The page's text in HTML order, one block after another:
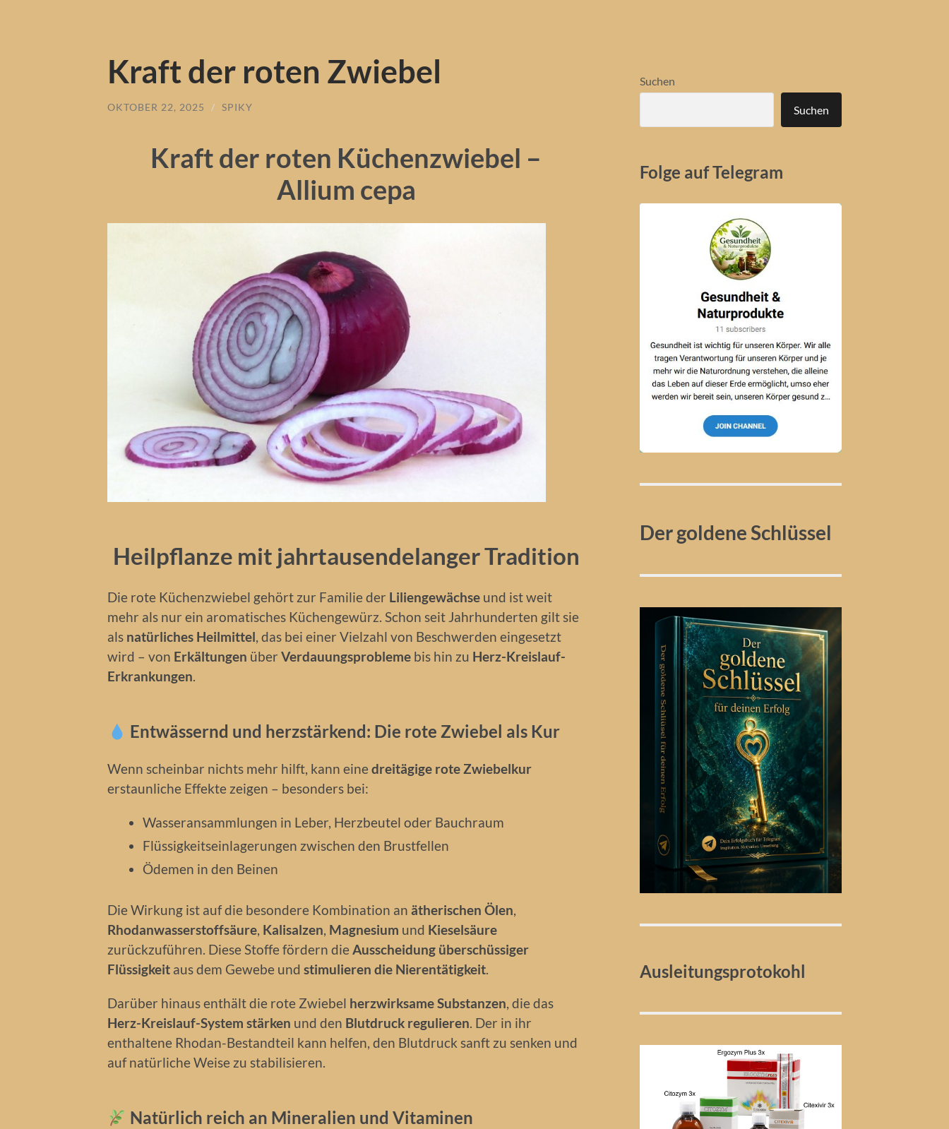
Kraft der roten Zwiebel
OKTOBER 22, 2025 / SPIKY
Kraft der roten Küchenzwiebel –
Allium cepa
Heilpflanze mit jahrtausendelanger Tradition
Die rote Küchenzwiebel gehört zur Familie der Liliengewächse und ist weit
mehr als nur ein aromatisches Küchengewürz. Schon seit Jahrhunderten gilt sie
als natürliches Heilmittel, das bei einer Vielzahl von Beschwerden eingesetzt
wird – von Erkältungen über Verdauungsprobleme bis hin zu Herz-Kreislauf-
Erkrankungen.
Entwässernd und herzstärkend: Die rote Zwiebel als Kur
Wenn scheinbar nichts mehr hilft, kann einedreitägige rote Zwiebelkur
erstaunliche Effekte zeigen – besonders bei:
Wasseransammlungen in Leber, Herzbeutel oder Bauchraum
Flüssigkeitseinlagerungen zwischen den Brustfellen
Ödemen in den Beinen
Die Wirkung ist auf die besondere Kombination an ätherischen Ölen,
Rhodanwasserstoffsäure, Kalisalzen, Magnesium und Kieselsäure
zurückzuführen. Diese Stoffe fördern dieAusscheidung überschüssiger
Flüssigkeit aus dem Gewebe und stimulieren die Nierentätigkeit.
Darüber hinaus enthält die rote Zwiebel herzwirksame Substanzen, die das
Herz-Kreislauf-System stärken und den Blutdruck regulieren. Der in ihr
enthaltene Rhodan-Bestandteil kann helfen, den Blutdruck sanft zu senken und
auf natürliche Weise zu stabilisieren.
Natürlich reich an Mineralien und Vitaminen
Suchen
Suchen
Folge auf Telegram
Der goldene Schlüssel
Ausleitungsprotokohl